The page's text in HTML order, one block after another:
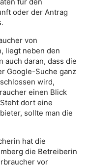
oder der Antrag
von
liegt neben den
auch daran, dass die
Google-Suche ganz
wird,
einen Blick
dort eine
sollte man die
hat die
die Betreiberin
vor